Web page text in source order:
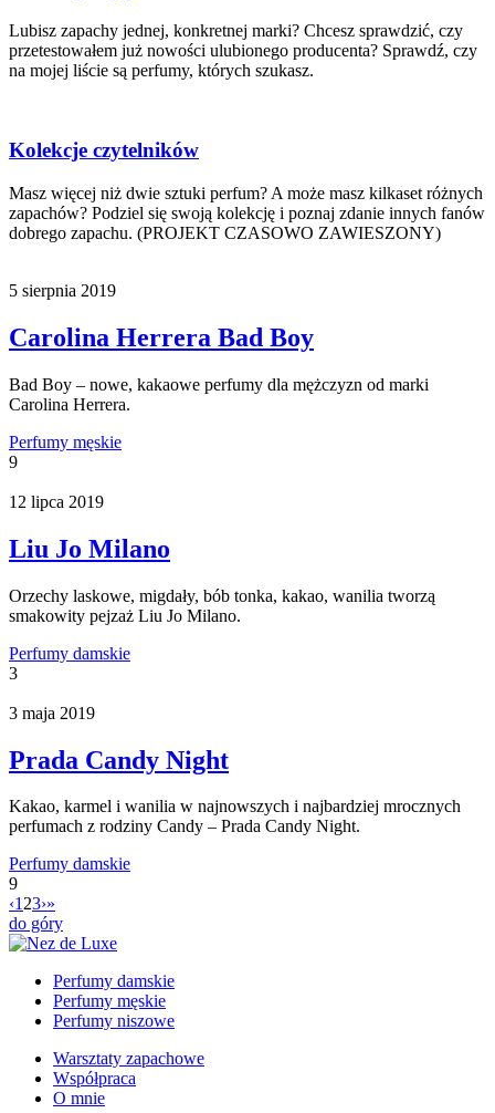
Lubisz zapachy jednej, konkretnej marki? Chcesz sprawdzić, czy
przetestowałem już nowości ulubionego producenta? Sprawdź, czy
na mojej liście są perfumy, których szukasz.
Kolekcje czytelników
Masz więcej niż dwie sztuki perfum? A może masz kilkaset różnych
zapachów? Podziel się swoją kolekcję i poznaj zdanie innych fanów
dobrego zapachu. (PROJEKT CZASOWO ZAWIESZONY)
5 sierpnia 2019
Carolina Herrera Bad Boy
Bad Boy – nowe, kakaowe perfumy dla mężczyzn od marki
Carolina Herrera.
Perfumy męskie
9
12 lipca 2019
Liu Jo Milano
Orzechy laskowe, migdały, bób tonka, kakao, wanilia tworzą
smakowity pejzaż Liu Jo Milano.
Perfumy damskie
3
3 maja 2019
Prada Candy Night
Kakao, karmel i wanilia w najnowszych i najbardziej mrocznych
perfumach z rodziny Candy – Prada Candy Night.
Perfumy damskie
9
‹123›»
do góry
Perfumy damskie
Perfumy męskie
Perfumy niszowe
Warsztaty zapachowe
Współpraca
O mnie